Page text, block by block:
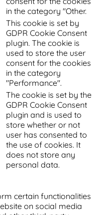
in the category "Other.
This cookie is set by
GDPR Cookie Consent
plugin. The cookie is
used to store the user
consent for the cookies
in the category
"Performance".
The cookie is set by the
GDPR Cookie Consent
plugin and is used to
store whether or not
user has consented to
the use of cookies. It
does not store any
personal data.
certain functionalities
on social media